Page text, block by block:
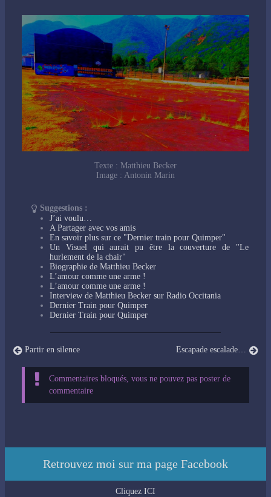
Texte : Matthieu Becker
Image : Antonin Marin
Suggestions :
J’ai voulu…
A Partager avec vos amis
En savoir plus sur ce "Dernier train pour Quimper"
Un Visuel qui aurait pu être la couverture de "Le
hurlement de la chair"
Biographie de Matthieu Becker
L’amour comme une arme !
L’amour comme une arme !
Interview de Matthieu Becker sur Radio Occitania
Dernier Train pour Quimper
Dernier Train pour Quimper
Partir en silence Escapade escalade…
Commentaires bloqués, vous ne pouvez pas poster de
commentaire
Retrouvez moi sur ma page Facebook
Cliquez ICI